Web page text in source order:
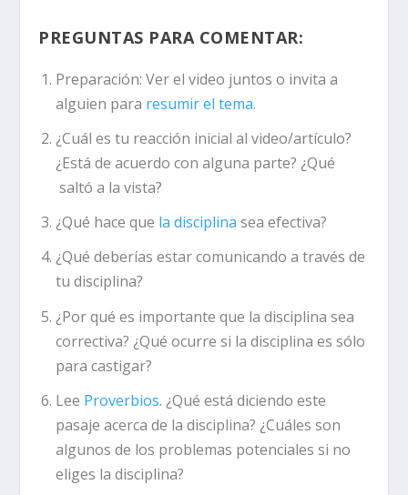
PREGUNTAS PARA COMENTAR:
Preparación: Ver el video juntos o invita a
alguien para resumir el tema.
¿Cuál es tu reacción inicial al video/artículo?
¿Está de acuerdo con alguna parte? ¿Qué
saltó a la vista?
¿Qué hace que la disciplina sea efectiva?
¿Qué deberías estar comunicando a través de
tu disciplina?
¿Por qué es importante que la disciplina sea
correctiva? ¿Qué ocurre si la disciplina es sólo
para castigar?
Lee Proverbios. ¿Qué está diciendo este
pasaje acerca de la disciplina? ¿Cuáles son
algunos de los problemas potenciales si no
eliges la disciplina?